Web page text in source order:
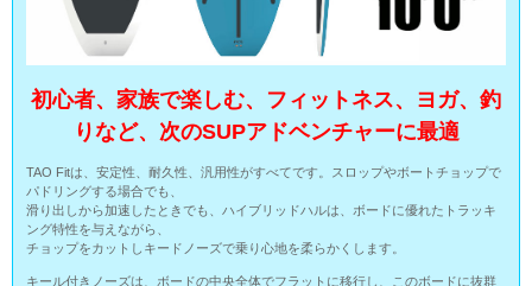
初心者、家族で楽しむ、フィットネス、ヨガ、釣
りなど、次のSUPアドベンチャーに最適
TAO Fitは、安定性、耐久性、汎用性がすべてです。スロップやボートチョップで
パドリングする場合でも、
滑り出しから加速したときでも、ハイブリッドハルは、ボードに優れたトラッキ
ング特性を与えながら、
チョップをカットしキードノーズで乗り心地を柔らかくします。
キール付きノーズは、ボードの中央全体でフラットに移行し、このボードに抜群